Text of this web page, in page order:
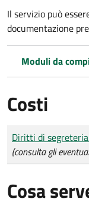
Il servizio può
documentazione
Moduli da
Costi
Tipo di pagamento
Importo
Diritti di
(consulta gli
Cosa